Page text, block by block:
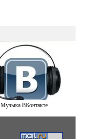
Музыка ВКонтакте